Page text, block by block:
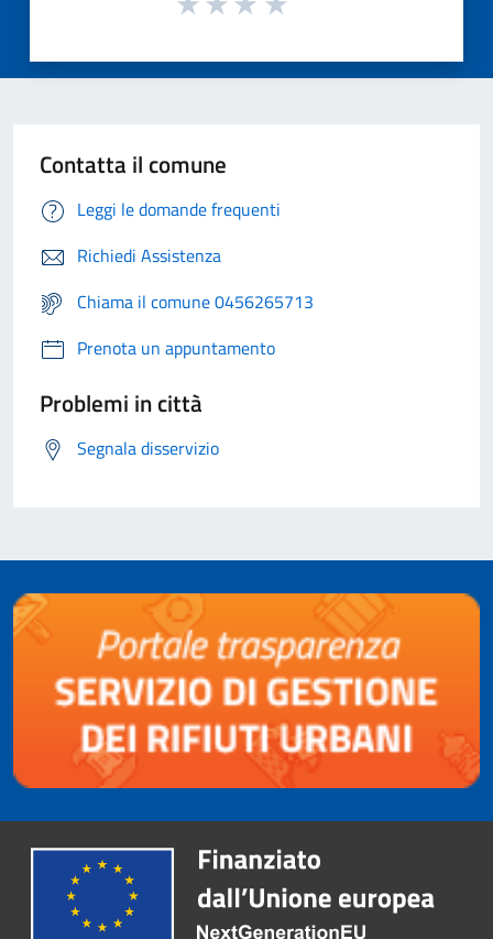
Contatta il comune
Leggi le domande frequenti
Richiedi Assistenza
Chiama il comune 0456265713
Prenota un appuntamento
Problemi in città
Segnala disservizio